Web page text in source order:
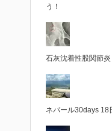
う！
石灰沈着性股関節
ネパール30days 18